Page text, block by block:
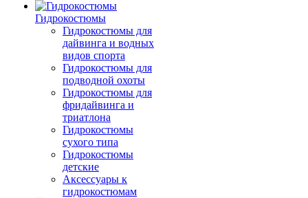
Гидрокостюмы
Гидрокостюмы для
дайвинга и водных
видов спорта
Гидрокостюмы для
подводной охоты
Гидрокостюмы для
фридайвинга и
триатлона
Гидрокостюмы
сухого типа
Гидрокостюмы
детские
Аксессуары к
гидрокостюмам